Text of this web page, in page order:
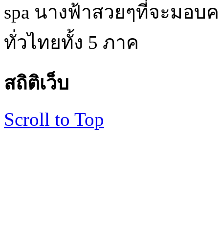
spa นางฟ้าสวยๆที่จะมอ
ทั่วไทยทั้ง 5 ภาค
สถิติเว็บ
Scroll to Top